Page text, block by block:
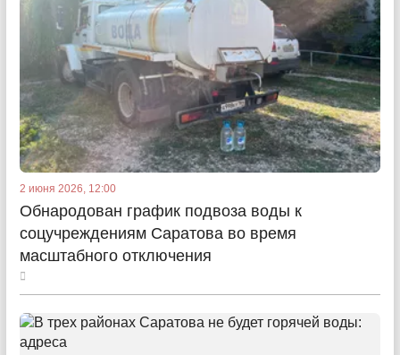
2 июня 2026, 12:00
Обнародован график подвоза воды к
соцучреждениям Саратова во время
масштабного отключения